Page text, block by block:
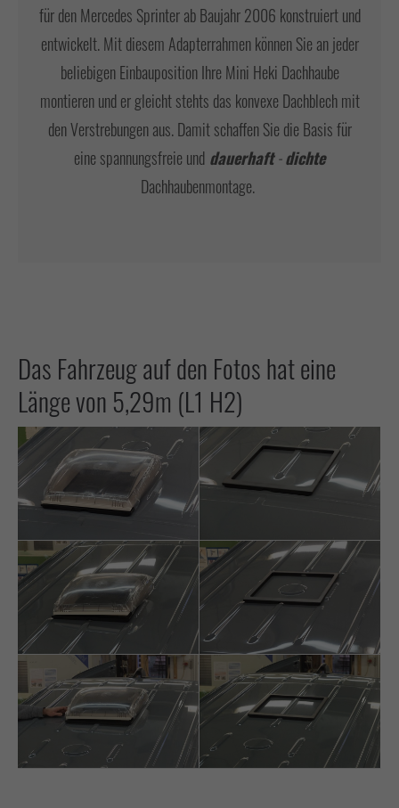
Have any questions?
+44 1234 567 890
Drop us a line
info@yourdomain.com
About us
Lorem ipsum dolor sit amet, consectetuer
für den Mercedes Sprinter ab Baujahr 2006 konstruiert und
entwickelt. Mit diesem Adapterrahmen können Sie an jeder
beliebigen Einbauposition Ihre Mini Heki Dachhaube
montieren und er gleicht stehts das konvexe Dachblech mit
den Verstrebungen aus. Damit schaffen Sie die Basis für
eine spannungsfreie und dauerhaft-dichte
Dachhaubenmontage.
Das Fahrzeug auf den Fotos hat eine
Länge von 5,29m (L1 H2)